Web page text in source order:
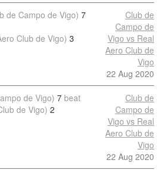
de Campo de Vigo) 7
Club de Vigo) 3
Club de
Campo de
Vigo vs Real
Aero Club de
Vigo
22 Aug 2020
de Vigo) 7 beat
de Vigo) 2
Club de
Campo de
Vigo vs Real
Aero Club de
Vigo
22 Aug 2020